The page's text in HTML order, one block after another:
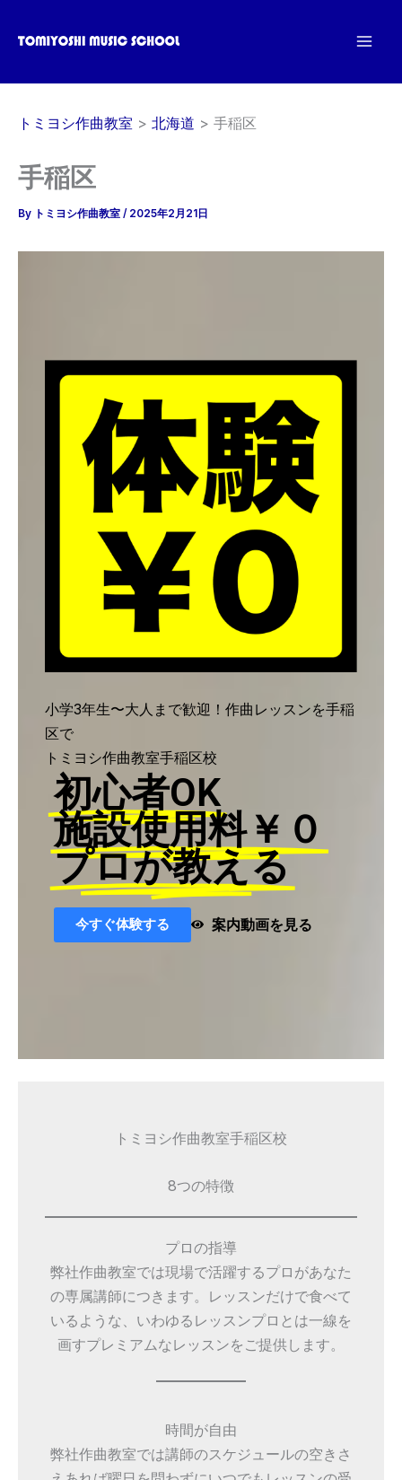
ス
トミヨシ作曲教室 北海道 手稲区
手稲区
By トミヨシ作曲教室 / 2025年2月21日
小学3年生〜大人まで歓迎！作曲レッスンを手稲
区で
トミヨシ作曲教室手稲区校
初心者OK
施設使用料￥０
プロが教える
今すぐ体験する 案内動画を見る
トミヨシ作曲教室手稲区校
8つの特徴
プロの指導
弊社作曲教室では現場で活躍するプロがあなた
の専属講師につきます。レッスンだけで食べて
いるような、いわゆるレッスンプロとは一線を
画すプレミアムなレッスンをご提供します。
時間が自由
弊社作曲教室では講師のスケジュールの空きさ